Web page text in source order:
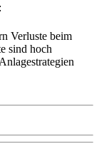
Verluste beim
sind hoch